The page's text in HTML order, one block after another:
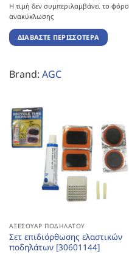
Η τιμή δεν συμπεριλαμβάνει το φόρο
ανακύκλωσης
ΔΙΑΒΆΣΤΕ ΠΕΡΙΣΣΌΤΕΡΑ
Brand: AGC
ΑΞΕΣΟΥΆΡ ΠΟΔΗΛΆΤΟΥ
Σετ επιδιόρθωσης ελαστικών
ποδηλάτων [30601144]